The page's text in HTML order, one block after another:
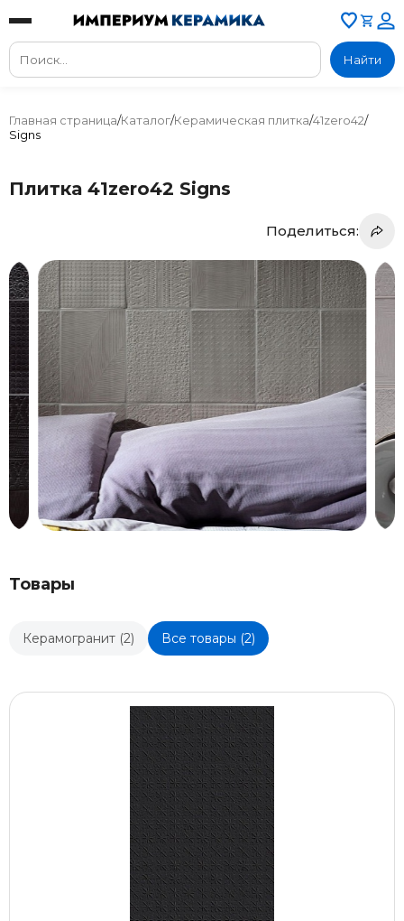
Найти
Главная страница/Каталог/Керамическая плитка/41zero42/
Signs
Плитка 41zero42 Signs
Поделиться:
Товары
Керамогранит (2) Все товары (2)